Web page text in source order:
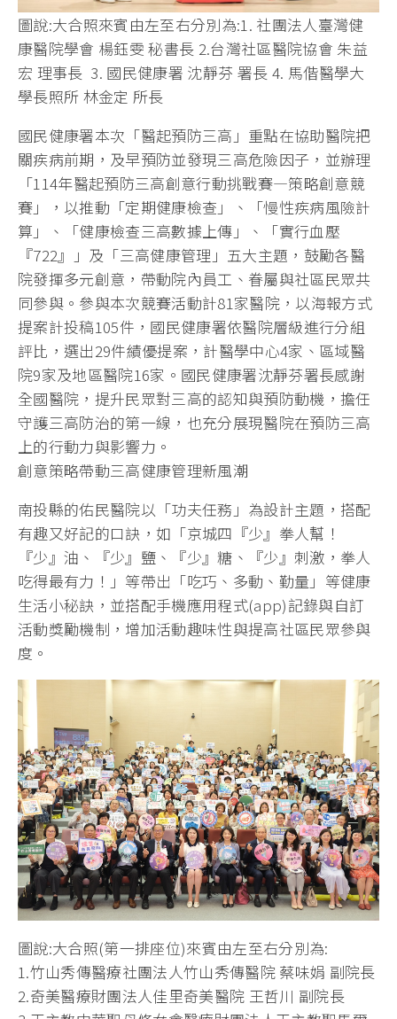
圖說:大合照來賓由左至右分別為:1. 社團法人臺灣健
康醫院學會 楊鈺雯 秘書長 2.台灣社區醫院協會 朱益
宏 理事長 3. 國民健康署 沈靜芬 署長 4. 馬偕醫學大
學長照所 林金定 所長
國民健康署本次「醫起預防三高」重點在協助醫院把
關疾病前期，及早預防並發現三高危險因子，並辦理
「114年醫起預防三高創意行動挑戰賽—策略創意競
賽」，以推動「定期健康檢查」、「慢性疾病風險計
算」、「健康檢查三高數據上傳」、「實行血壓
『722』」及「三高健康管理」五大主題，鼓勵各醫
院發揮多元創意，帶動院內員工、眷屬與社區民眾共
同參與。參與本次競賽活動計81家醫院，以海報方式
提案計投稿105件，國民健康署依醫院層級進行分組
評比，選出29件績優提案，計醫學中心4家、區域醫
院9家及地區醫院16家。國民健康署沈靜芬署長感謝
全國醫院，提升民眾對三高的認知與預防動機，擔任
守護三高防治的第一線，也充分展現醫院在預防三高
上的行動力與影響力。
創意策略帶動三高健康管理新風潮
南投縣的佑民醫院以「功夫任務」為設計主題，搭配
有趣又好記的口訣，如「京城四『少』拳人幫！
『少』油、『少』鹽、『少』糖、『少』刺激，拳人
吃得最有力！」等帶出「吃巧、多動、勤量」等健康
生活小秘訣，並搭配手機應用程式(app)記錄與自訂
活動獎勵機制，增加活動趣味性與提高社區民眾參與
度。
圖說:大合照(第一排座位)來賓由左至右分別為:
1.竹山秀傳醫療社團法人竹山秀傳醫院 蔡味娟 副院長
2.奇美醫療財團法人佳里奇美醫院 王哲川 副院長